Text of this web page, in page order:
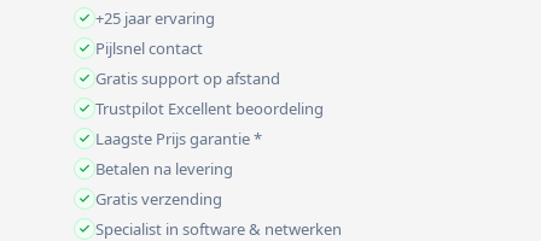
+25 jaar ervaring
Pijlsnel contact
Gratis support op afstand
Trustpilot Excellent beoordeling
Laagste Prijs garantie *
Betalen na levering
Gratis verzending
Specialist in software & netwerken